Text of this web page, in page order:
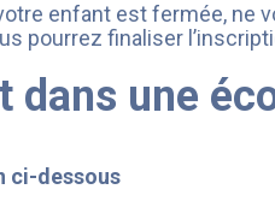
enfant est fermée,
pourrez finaliser
une
ci-dessous